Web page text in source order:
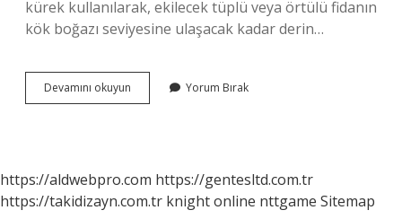
kürek kullanılarak, ekilecek tüplü veya örtülü fidanın
kök boğazı seviyesine ulaşacak kadar derin…
Devamını okuyun
Dikmenin
Yorum Bırak
https://aldwebpro.com https://gentesltd.com.tr
https://takidizayn.com.tr knight online nttgame Sitemap